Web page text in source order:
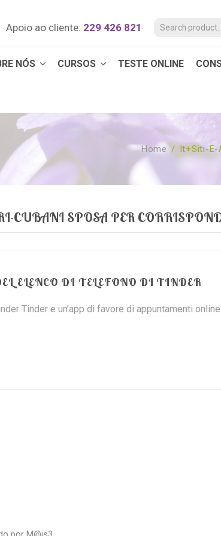
Apoio ao cliente: 229 426 821
NÓS CURSOS TESTE ONLINE
Home / It+siti-E-
CUBANI SPOSA PER
ELENCO DI TELEFONO DI TINDER
Tinder e un’app di favore di appuntamenti